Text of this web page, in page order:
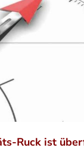
Ruck ist